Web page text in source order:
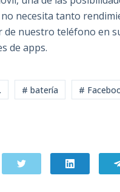
necesita tanto
de nuestro teléfono en
de apps.
# batería #